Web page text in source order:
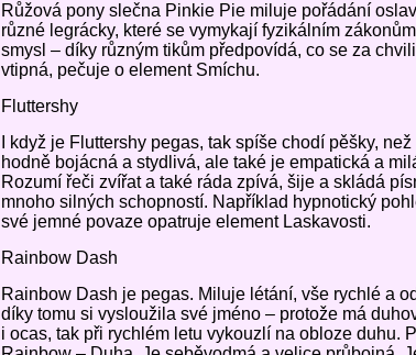
Růžová pony slečna Pinkie Pie miluje pořádání
různé legrácky, které se vymykají fyzikálním
smysl – díky různým tikům předpovídá, co se za
vtipná, pečuje o element Smíchu.
Fluttershy
I když je Fluttershy pegas, tak spíše chodí pěšky,
hodně bojácná a stydlivá, ale také je empatická a
Rozumí řeči zvířat a také ráda zpívá, šije a skládá
mnoho silných schopností. Například hypnotický
své jemné povaze opatruje element Laskavosti.
Rainbow Dash
Rainbow Dash je pegas. Miluje létání, vše rychlé a
díky tomu si vysloužila své jméno – protože má
i ocas, tak při rychlém letu vykouzlí na obloze duhu.